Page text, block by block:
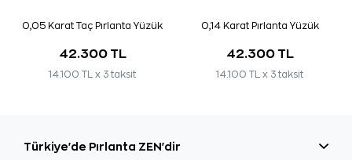
0,05 Karat Taç Pırlanta Yüzük
42.300 TL
14.100 TL x 3 taksit
0,14 Karat Pırlanta Yüzük
42.300 TL
14.100 TL x 3 taksit
Türkiye'de Pırlanta ZEN'dir